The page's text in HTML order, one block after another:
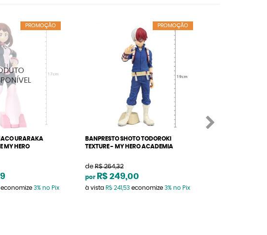
PROMOÇÃO
URARAKA
MY HERO
economize 3% no Pix
PROMOÇÃO
BANPRESTO SHOTO TODOROKI
TEXTURE - MY HERO ACADEMIA
de R$ 264,32
por R$ 249,00
à vista R$ 241,53economize 3% no Pix